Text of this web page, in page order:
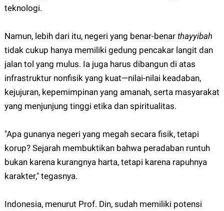
teknologi.
Namun, lebih dari itu, negeri yang benar-benar thayyibah
tidak cukup hanya memiliki gedung pencakar langit dan
jalan tol yang mulus. Ia juga harus dibangun di atas
infrastruktur nonfisik yang kuat—nilai-nilai keadaban,
kejujuran, kepemimpinan yang amanah, serta masyarakat
yang menjunjung tinggi etika dan spiritualitas.
"Apa gunanya negeri yang megah secara fisik, tetapi
korup? Sejarah membuktikan bahwa peradaban runtuh
bukan karena kurangnya harta, tetapi karena rapuhnya
karakter," tegasnya.
Indonesia, menurut Prof. Din, sudah memiliki potensi